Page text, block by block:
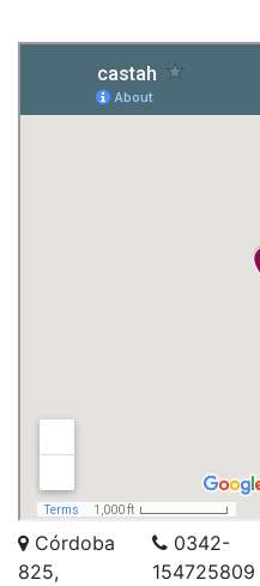
Córdoba
825,
0342-
154725809